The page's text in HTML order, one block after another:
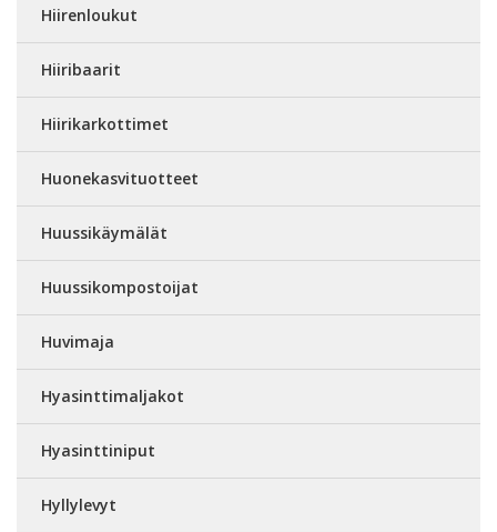
Hiirenloukut
Hiiribaarit
Hiirikarkottimet
Huonekasvituotteet
Huussikäymälät
Huussikompostoijat
Huvimaja
Hyasinttimaljakot
Hyasinttiniput
Hyllylevyt